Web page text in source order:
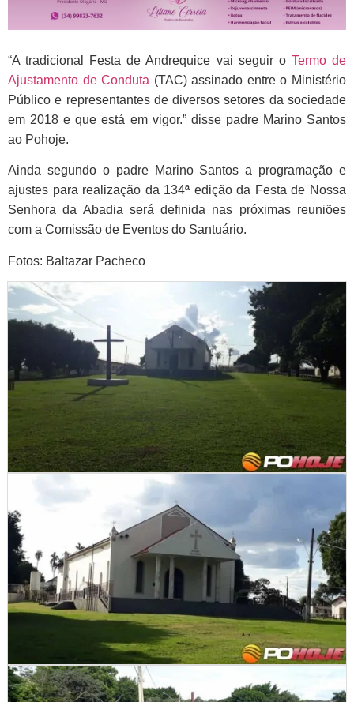
“A tradicional Festa de Andrequice vai seguir o Termo de
Ajustamento de Conduta (TAC) assinado entre o Ministério
Público e representantes de diversos setores da sociedade
em 2018 e que está em vigor.” disse padre Marino Santos
ao Pohoje.
Ainda segundo o padre Marino Santos a programação e
ajustes para realização da 134ª edição da Festa de Nossa
Senhora da Abadia será definida nas próximas reuniões
com a Comissão de Eventos do Santuário.
Fotos: Baltazar Pacheco